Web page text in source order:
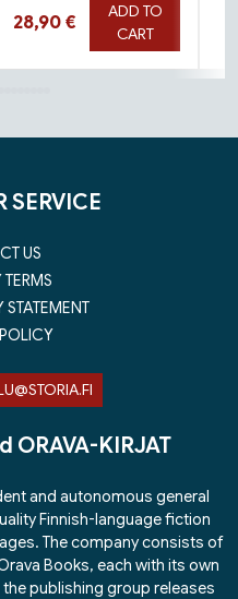
Hinta nyt
28,90 €
ADD TO
CART
SERVICE
US
TERMS
STATEMENT
ORAVA-KIRJAT
and autonomous general
Finnish-language fiction
The company consists of
Books, each with its own
publishing group releases